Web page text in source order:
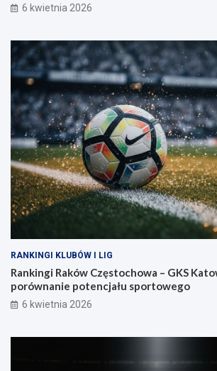
6 kwietnia 2026
RANKINGI KLUBÓW I LIG
Rankingi Raków Częstochowa – GKS
porównanie potencjału sportowego
6 kwietnia 2026